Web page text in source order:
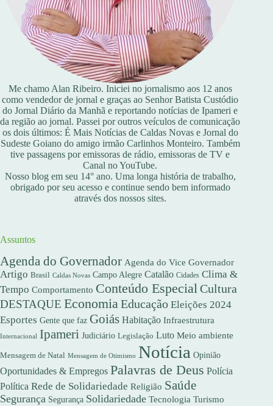
Me chamo Alan Ribeiro. Iniciei no jornalismo aos 12 anos
como vendedor de jornal e graças ao Senhor Batista Custódio
do Jornal Diário da Manhã e reportando notícias de Ipameri e
da região ao jornal. Passei por outros veículos de comunicação
os dois últimos: É Mais Notícias de Caldas Novas e Jornal do
Sudeste Goiano do amigo irmão Carlinhos Monteiro. Também
tive passagens por emissoras de rádio, emissoras de TV e
Canal no YouTube.
Nosso blog em seu 14° ano. Uma longa história de trabalho,
obrigado por seu acesso e continue sendo bem informado
através dos nossos sites.
Assuntos
Agenda do Governador Agenda do Vice Governador
Artigo Brasil Caldas Novas Campo Alegre Catalão Cidades Clima &
Tempo Comportamento Conteúdo EspecialCultura
DESTAQUE EconomiaEducação Eleições 2024
Esportes Gente que faz Goiás Habitação Infraestrutura
Internacional Ipameri Judiciário Legislação Luto Meio ambiente
Mensagem de Natal Mensagem de Otimismo Notícia Opinião
Oportunidades & Empregos Palavras de Deus Polícia
Política Rede de Solidariedade Religião Saúde
Segurança Segurança Solidariedade Tecnologia Turismo